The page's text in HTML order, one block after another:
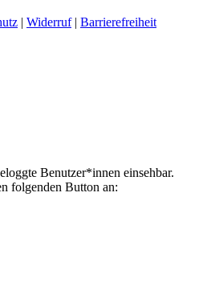
| Widerruf| Barrierefreiheit
Benutzer*innen einsehbar.
folgenden Button an: